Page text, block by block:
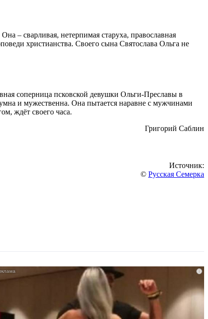
– сварливая, нетерпимая старуха, православная
христианства. Своего сына Святослава Ольга не
соперница псковской девушки Ольги-Преславы в
и мужественна. Она пытается наравне с мужчинами
ждёт своего часа.
Григорий Саблин
Источник:
© Русская Семерка
i